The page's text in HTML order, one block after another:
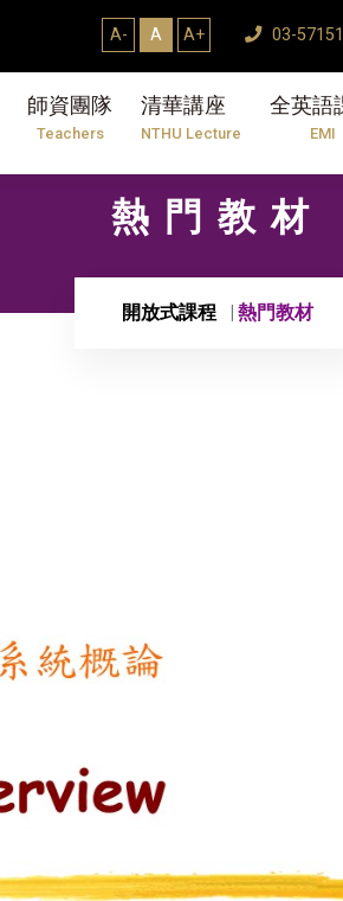
A- A A+ 03-
師資團隊
Teachers
清華講座
NTHU Lecture
全英語
EMI
熱門教材
開放式課程 熱門教材